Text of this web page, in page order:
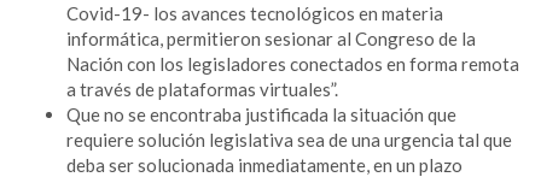
Covid-19- los avances tecnológicos en materia
informática, permitieron sesionar al Congreso de la
Nación con los legisladores conectados en forma remota
a través de plataformas virtuales”.
Que no se encontraba justificada la situación que
requiere solución legislativa sea de una urgencia tal que
deba ser solucionada inmediatamente, en un plazo